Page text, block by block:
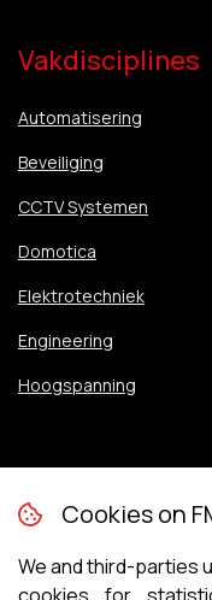
Vakdisciplines
Automatisering
Beveiliging
CCTV Systemen
Domotica
Elektrotechniek
Engineering
Hoogspanning
Vakdisciplines
Inspectie en Kalibratie
Instrumentatie
Cookies on
We and third-parties